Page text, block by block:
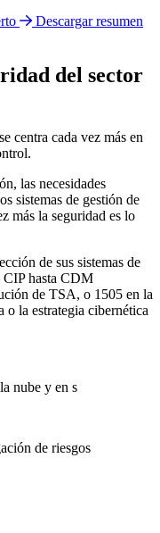
Descargar resumen
del sector
centra cada vez más en
las necesidades
sistemas de gestión de
más la seguridad es lo
de sus sistemas de
hasta CDM
de TSA, o 1505 en la
la estrategia cibernética
nube y en s
de riesgos